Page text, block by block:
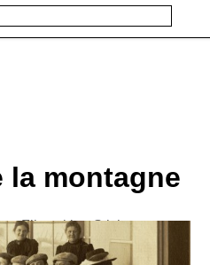
la montagne
Filmzyklen Stichworte
Kontakt Maillist
Warenkorb